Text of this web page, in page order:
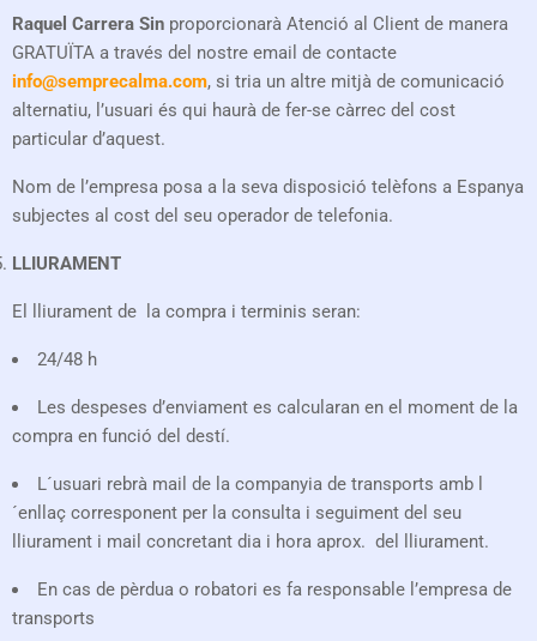
Raquel Carrera Sin proporcionarà Atenció al Client de manera
GRATUÏTA a través del nostre email de contacte
info@semprecalma.com, si tria un altre mitjà de comunicació
alternatiu, l’usuari és qui haurà de fer-se càrrec del cost
particular d’aquest.
Nom de l’empresa posa a la seva disposició telèfons a Espanya
subjectes al cost del seu operador de telefonia.
LLIURAMENT
El lliurament de la compra i terminis seran:
24/48 h
Les despeses d’enviament es calcularan en el moment de la
compra en funció del destí.
L´usuari rebrà mail de la companyia de transports amb l
´enllaç corresponent per la consulta i seguiment del seu
lliurament i mail concretant dia i hora aprox. del lliurament.
En cas de pèrdua o robatori es fa responsable l’empresa de
transports